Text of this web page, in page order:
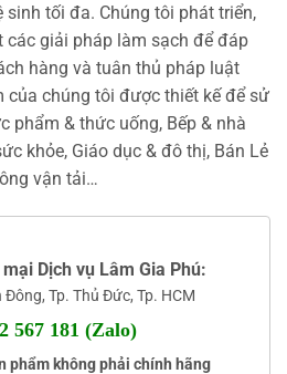
sinh tối đa. Chúng tôi phát triển,
giải pháp làm sạch để đáp
hàng và tuân thủ pháp luật
của chúng tôi được thiết kế để sử
phẩm & thức uống, Bếp & nhà
khỏe, Giáo dục & đô thị, Bán Lẻ
vận tải…
Dịch vụ Lâm Gia Phú:
Tp. Thủ Đức, Tp. HCM
567 181 (Zalo)
phẩm không phải chính hãng